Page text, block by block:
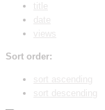
title
date
views
Sort order:
sort ascending
sort descending